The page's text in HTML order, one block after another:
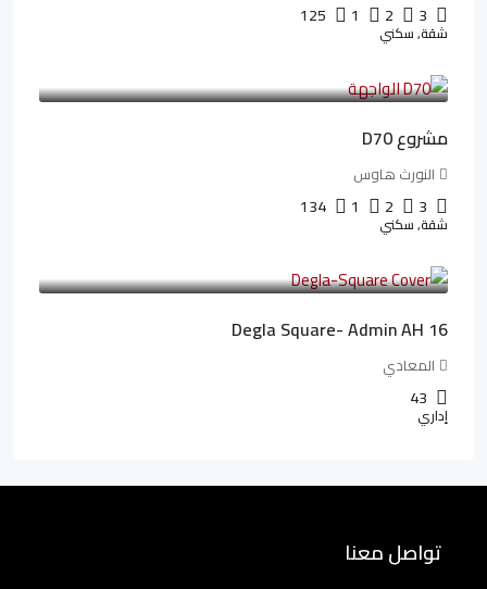
3
2
1
125
شقة, سكني
3,510,800LE
مشروع D70
النورث هاوس
3
2
1
134
شقة, سكني
3,010,000LE
Degla Square- Admin AH 16
المعادي
43
إداري
تواصل معنا